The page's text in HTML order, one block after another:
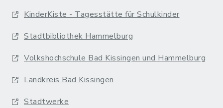
KinderKiste - Tagesstätte für Schulkinder
Stadtbibliothek Hammelburg
Volkshochschule Bad Kissingen und Hammelburg
Landkreis Bad Kissingen
Stadtwerke